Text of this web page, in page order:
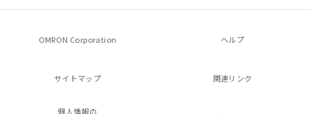
OMRON Corporation ヘルプ
サイトマップ 関連リンク
個人情報の